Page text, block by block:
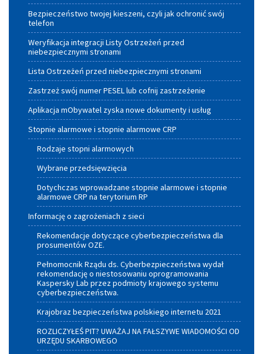
Bezpieczeństwo twojej kieszeni, czyli jak ochronić swój
telefon
Weryfikacja integracji Listy Ostrzeżeń przed
niebezpiecznymi stronami
Lista Ostrzeżeń przed niebezpiecznymi stronami
Zastrzeż swój numer PESEL lub cofnij zastrzeżenie
Aplikacja mObywatel zyska nowe dokumenty i usług
Stopnie alarmowe i stopnie alarmowe CRP
Rodzaje stopni alarmowych
Wybrane przedsięwzięcia
Dotychczas wprowadzane stopnie alarmowe i stopnie
alarmowe CRP na terytorium RP
Informację o zagrożeniach z sieci
Rekomendacje dotyczące cyberbezpieczeństwa dla
prosumentów OZE.
Pełnomocnik Rządu ds. Cyberbezpieczeństwa wydał
rekomendację o niestosowaniu oprogramowania
Kaspersky Lab przez podmioty krajowego systemu
cyberbezpieczeństwa.
Krajobraz bezpieczeństwa polskiego internetu 2021
ROZLICZYŁEŚ PIT? UWAŻAJ NA FAŁSZYWE WIADOMOŚCI OD
URZĘDU SKARBOWEGO